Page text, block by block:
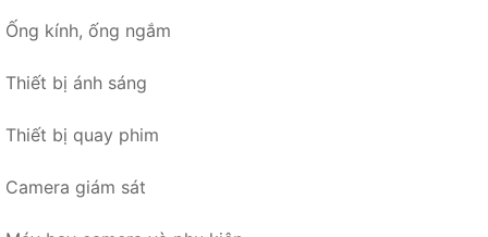
Ống kính, ống ngắm
Thiết bị ánh sáng
Thiết bị quay phim
Camera giám sát